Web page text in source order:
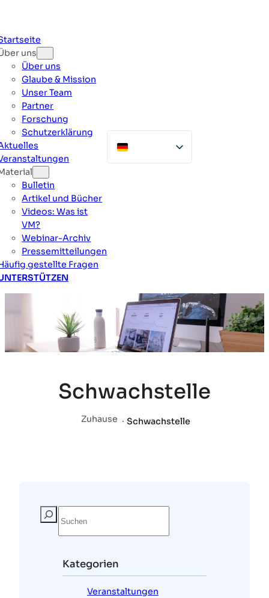
springen
uns
Über uns
Glaube & Mission
Unser Team
Partner
Forschung
Schutzerklärung
Bulletin
Artikel und Bücher
Videos: Was ist
VM?
Webinar-Archiv
Pressemitteilungen
gestellte Fragen
Schwachstelle
Zuhause . Schwachstelle
Kategorien
Veranstaltungen